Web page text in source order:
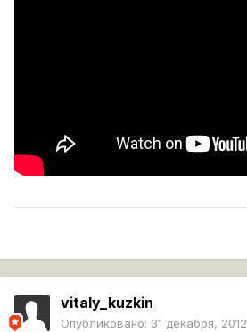
vitaly_kuzkin
Опубликовано: 31 декабря, 2012